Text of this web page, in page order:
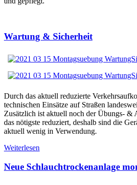
Wartung & Sicherheit
Durch das aktuell reduzierte
technischen Einsätze auf Straßen
Zusätzlich ist aktuell noch der Übungs- &
das nötigste reduziert, deshalb sind die
aktuell wenig in Verwendung.
Weiterlesen
Neue Schlauchtrockenanlage